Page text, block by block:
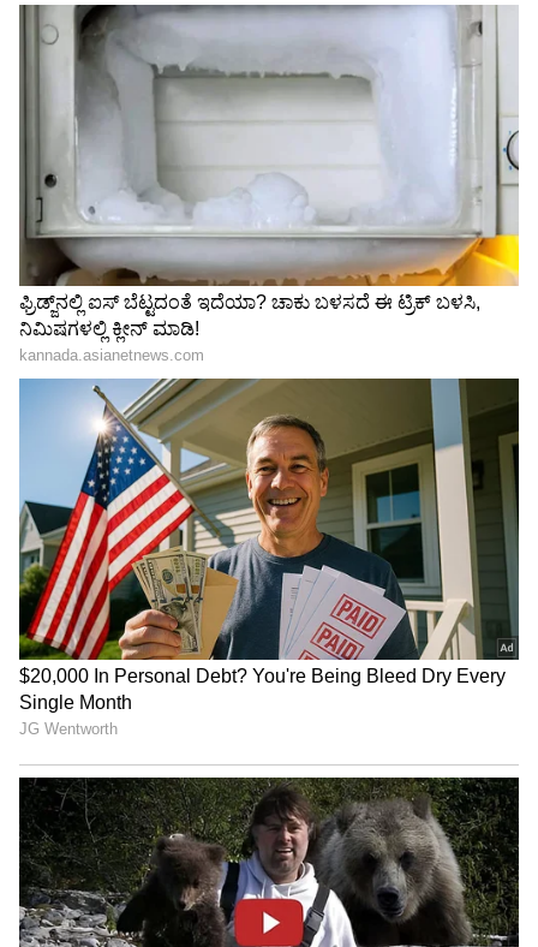
ರಾಮಮಂದಿರದಲ್ಲಿ ದೇಣಿಗೆ ಕಳ್ಳತನವಾದಾಗ ಮಾತ್ರ
ಸುಮ್ಮನಿದ್ದಾರೆ. ವಿಎಚ್‌ಪಿ, ಆರ್‌ಎಸ್‌ಎಸ್‌ ಸೇರಿ ಎಲ್ಲ
ಚೌಕಿದಾರರು ಕಳ್ಳರಾಗಿರುವುದು ಬಹಿರಂಗವಾಗಿದೆ ಎಂದು
ಪ್ರಿಯಾಂಕ್‌ ಖರ್ಗೆ ವಾಗ್ದಾಳಿ ನಡೆಸಿದರು.
ರಾಷ್ಟ್ರೀಯ ಹೆದ್ದಾರಿಗಳ
ಮೃತ್ಯುಪಾಶ: 3 ವರ್ಷಗಳಲ್ಲಿ 37
ಸಾವಿರಕ್ಕೂ ಹೆಚ್ಚು ಜನರ ಬಲಿ;
ಕರ್ನಾಟಕಕ್ಕೆ 3ನೇ ಸ್ಥಾನ!
ಜಿರಳೆ ಸದ್ದು ಕಡಿಮೆಯಾದರೆ
27/29ಕ್ಕೆ ಸಂಪುಟ ವಿಸ್ತರಣೆ?
ದೆಹಲಿಗೆ ಬುಲಾವ್‌ ಸಾಧ್ಯತೆ
LATEST VIDEOS
ಕನಕೋತ್ಸವದಲ್ಲಿ ರಿಷಬ್ ಶೆಟ್ಟಿ | Rishab
Shetty speech | Suvarna News
ಶೇ.50 ರಿಂದ ಶೇ.18 ಕ್ಕೆ TAX ಇಳಿಕೆ: ಮೋದಿ-
ಟ್ರಂಪ್ ಐತಿಹಾಸಿಕ ಒಪ್ಪಂದ | India US
Trade Deal | Party Rounds